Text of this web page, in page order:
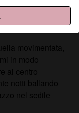
movimentata,
in modo
al centro
notti ballando
nel sedile